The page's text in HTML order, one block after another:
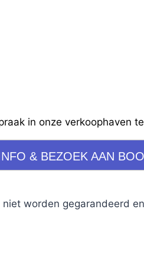
in onze verkoophaven
& BEZOEK AAN
worden gegarandeerd